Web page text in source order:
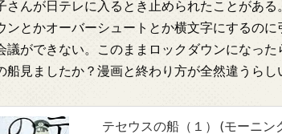
さんが日テレに入るとき止められたことがある
ンとかオーバーシュートとか横文字にするのに
議ができない。このままロックダウンになっ
船見ましたか？漫画と終わり方が全然違うらし
テセウスの船（１） (モーニン